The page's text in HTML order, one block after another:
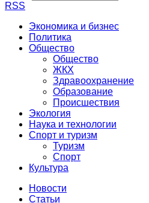
RSS
Экономика и бизнес
Политика
Общество
Общество
ЖКХ
Здравоохранение
Образование
Происшествия
Экология
Наука и технологии
Спорт и туризм
Туризм
Спорт
Культура
Новости
Статьи